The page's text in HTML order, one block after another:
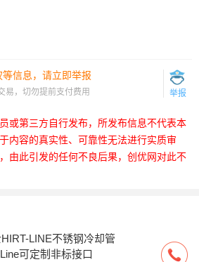
信息，请立即举报
易，切勿提前支付费用 举报
或第三方自行发布，所发布信息不代表本
内容的真实性、可靠性无法进行实质审
由此引发的任何不良后果，创优网对此不
LINE不锈钢冷却管
可定制非标接口